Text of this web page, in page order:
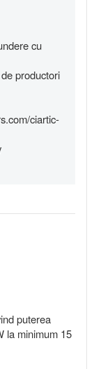
cu
productori
ciartic-
puterea
la minimum 15